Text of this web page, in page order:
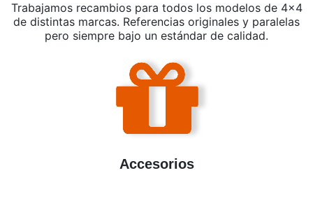
Trabajamos recambios para todos los modelos de 4x4
de distintas marcas. Referencias originales y paralelas
pero siempre bajo un estándar de calidad.
Accesorios